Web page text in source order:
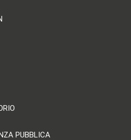
PUBBLICA